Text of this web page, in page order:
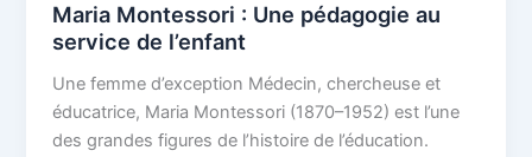
Maria Montessori : Une pédagogie au
service de l’enfant
Une femme d’exception Médecin, chercheuse et
éducatrice, Maria Montessori (1870–1952) est l’une
des grandes figures de l’histoire de l’éducation.